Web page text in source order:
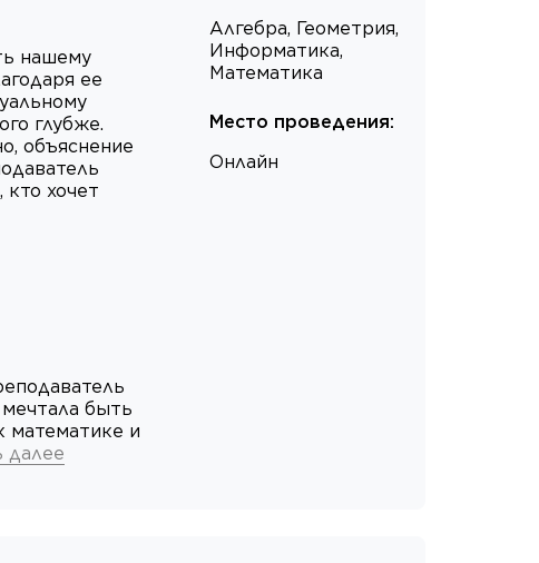
нашему
ее
глубже.
объяснение
хочет
быть
математике и
далее
Алгебра, Геометрия,
Информатика,
Математика
Место проведения:
Онлайн